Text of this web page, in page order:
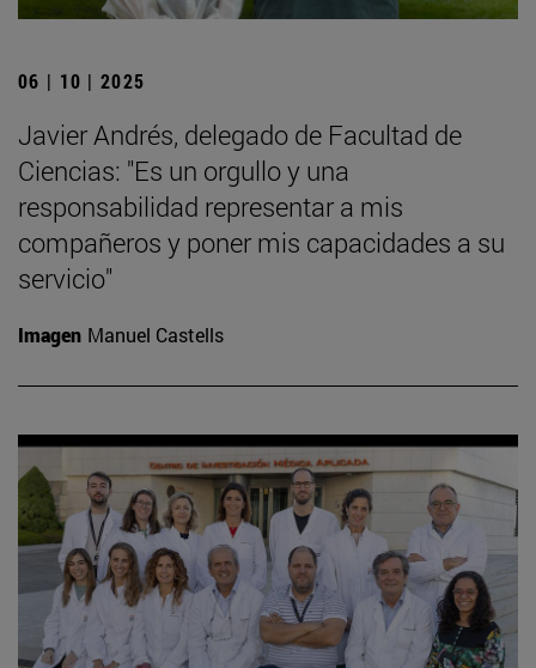
06 | 10 | 2025
Javier Andrés, delegado de Facultad de
Ciencias: "Es un orgullo y una
responsabilidad representar a mis
compañeros y poner mis capacidades a su
servicio"
Imagen Manuel Castells